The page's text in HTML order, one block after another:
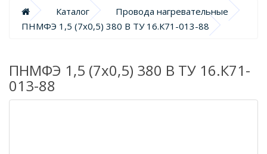
Каталог
Провода нагревательные
ПНМФЭ 1,5 (7х0,5) 380 В ТУ 16.К71-013-88
ПНМФЭ 1,5 (7х0,5) 380 В ТУ 16.К71-
013-88